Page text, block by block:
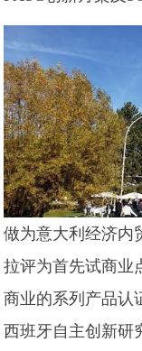
做为意大利经济内
拉评为首先试商业
商业的系列产品认
西班牙自主创新研